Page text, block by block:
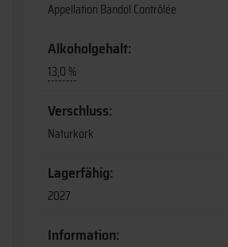
Appellation Bandol Contrôlée
Alkoholgehalt:
13,0 %
Verschluss:
Naturkork
Lagerfähig:
2027
Information: